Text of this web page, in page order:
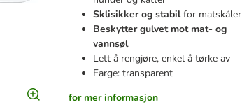
Sklisikker og stabilfor matskåler
Beskytter gulvet mot mat- og
vannsøl
Lett å rengjøre, enkel å tørke av
Farge: transparent
for mer informasjon